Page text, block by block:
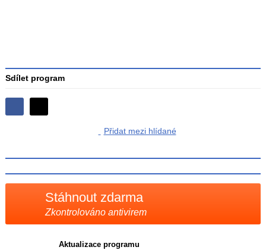
Sdílet program
Sdílejte
X
Přidat mezi hlídané
Stáhnout zdarma
Zkontrolováno antivirem
Aktualizace programu